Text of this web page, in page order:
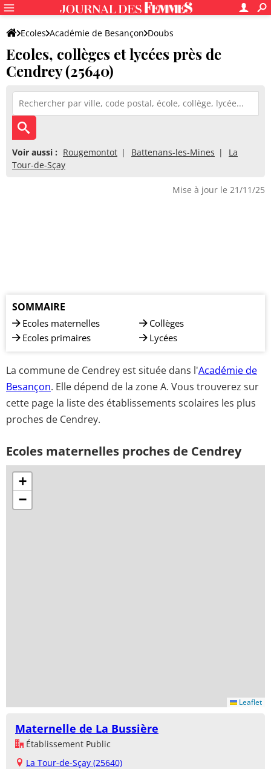
Ecoles Académie de Besançon Doubs
Ecoles, collèges et lycées près de
Cendrey (25640)
Voir aussi : Rougemontot Battenans-les-Mines
La
Tour-de-Sçay
Mise à jour le 21/11/25
SOMMAIRE
Ecoles maternelles
Ecoles primaires
Collèges
Lycées
La commune de Cendrey est située dans l'Académie de
Besançon. Elle dépend de la zone A. Vous trouverez sur
cette page la liste des établissements scolaires les plus
proches de Cendrey.
Ecoles maternelles proches de Cendrey
+
−
Leaflet
Maternelle de La Bussière
Établissement Public
La Tour-de-Sçay (25640)